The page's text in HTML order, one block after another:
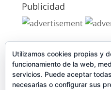
Publicidad
Publicidad
Utilizamos cookies propias y
funcionamiento de la web,
servicios. Puede aceptar
necesarias o configurar sus